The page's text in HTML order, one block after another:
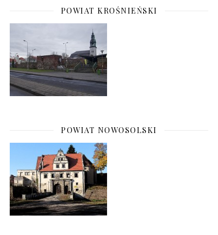
POWIAT KROŚNIEŃSKI
POWIAT NOWOSOLSKI